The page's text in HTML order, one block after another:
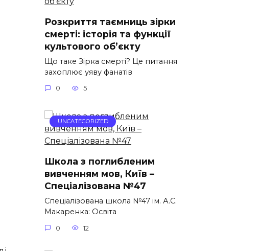
Розкриття таємниць зірки
смерті: історія та функції
культового об’єкту
Що таке Зірка смерті? Це питання
захоплює уяву фанатів
0 5
UNCATEGORIZED
Школа з поглибленим
вивченням мов, Київ –
Спеціалізована №47
Спеціалізована школа №47 ім. А.С.
Макаренка: Освіта
0 12